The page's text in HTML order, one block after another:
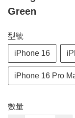
Green
型號
iPhone 16
iPhone 16 Pro
數量